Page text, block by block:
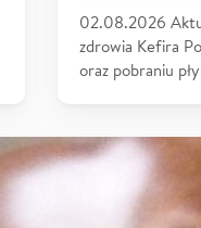
02.08.2026
zdrowia Kefira
oraz pobraniu